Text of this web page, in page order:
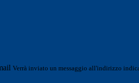
Verrà inviato un messaggio all'indirizzo